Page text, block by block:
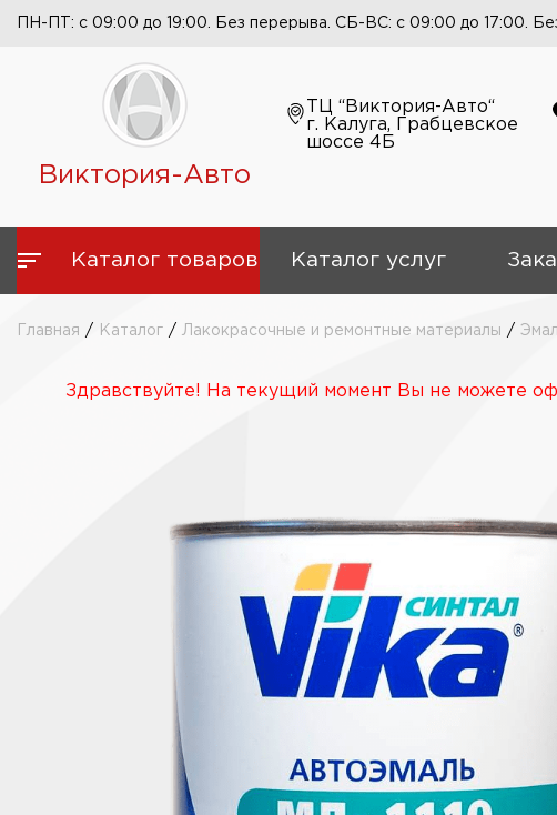
ПН-ПТ: с 09:00 до 19:00. Без перерыва. СБ-ВС: с 09:00 до 17:00.
Виктория-Авто
ТЦ “Виктория-Авто“
г. Калуга, Грабцевское
шоссе 4Б
Каталог товаров Каталог услуг
Главная / Каталог / Лакокрасочные и ремонтные материалы /
Здравствуйте! На текущий момент Вы не можете